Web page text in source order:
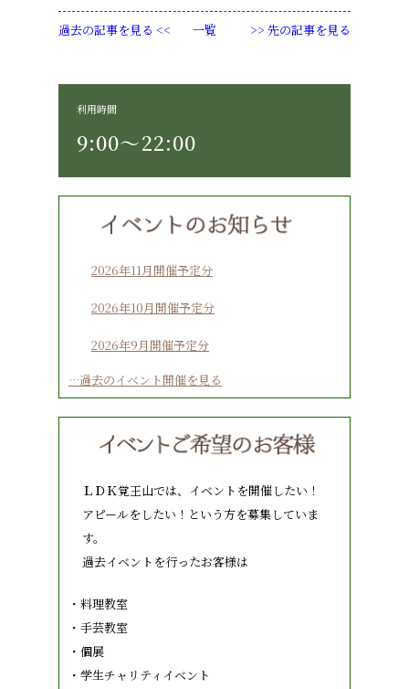
過去の記事を見る << 一覧 >> 先の記事を見る
利用時間
9:00〜22:00
2026年11月開催予定分
2026年10月開催予定分
2026年9月開催予定分
…過去のイベント開催を見る
ＬＤＫ覚王山では、イベントを開催したい！
アピールをしたい！という方を募集していま
す。
過去イベントを行ったお客様は
・料理教室
・手芸教室
・個展
・学生チャリティイベント